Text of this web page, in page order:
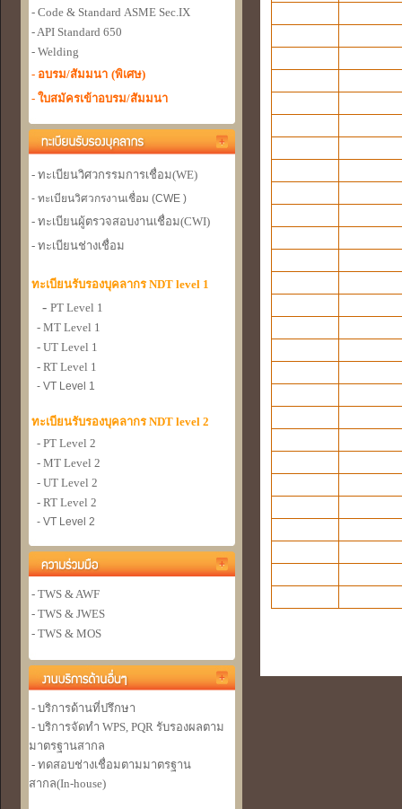
- Code & Standard ASME Sec.IX
- API Standard 650
- Welding
- อบรม/สัมมนา (พิเศษ)
- ใบสมัครเข้าอบรม/สัมมนา
- ทะเบียนวิศวกรรมการเชื่อม(WE)
- ทะเบียนวิศวกรงานเชื่อม (CWE )
- ทะเบียนผู้ตรวจสอบงานเชื่อม(CWI)
- ทะเบียนช่างเชื่อม
ทะเบียนรับรองบุคลากร NDT level 1
- PT Level 1
- MT Level 1
- UT Level 1
- RT Level 1
- VT Level 1
ทะเบียนรับรองบุคลากร NDT level 2
- PT Level 2
- MT Level 2
- UT Level 2
- RT Level 2
- VT Level 2
- TWS & AWF
- TWS & JWES
- TWS & MOS
- บริการด้านที่ปรึกษา
- บริการจัดทำ WPS, PQR รับรองผลตาม
มาตรฐานสากล
- ทดสอบช่างเชื่อมตามมาตรฐาน
สากล(In-house)